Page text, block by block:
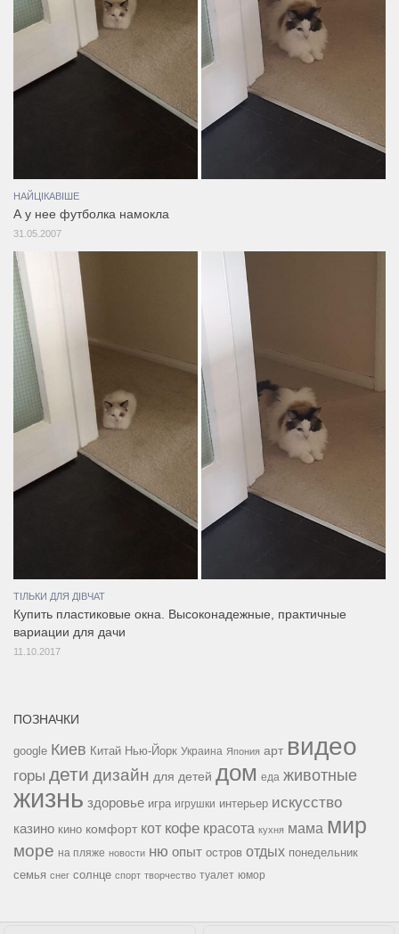
НАЙЦІКАВІШЕ
А у нее футболка намокла
31.05.2007
ТІЛЬКИ ДЛЯ ДІВЧАТ
Купить пластиковые окна. Высоконадежные, практичные
вариации для дачи
11.10.2017
ПОЗНАЧКИ
google Киев Китай Нью-Йорк Украина Япония арт видео
горы дети дизайн для детей дом еда животные
жизнь здоровье игра игрушки интерьер искусство
казино кино комфорт кот кофе красота кухня мама мир
море на пляже новости ню опыт остров отдых понедельник
семья снег солнце спорт творчество туалет юмор